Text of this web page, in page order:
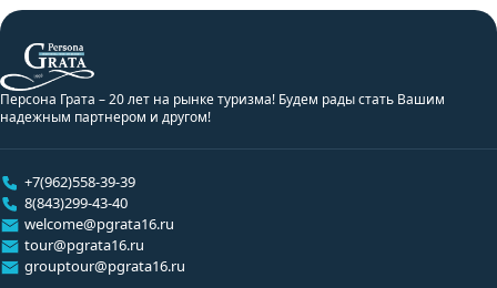
Персона Грата – 20 лет на рынке туризма! Будем рады стать Вашим
надежным партнером и другом!
+7(962)558-39-39
8(843)299-43-40
welcome@pgrata16.ru
tour@pgrata16.ru
grouptour@pgrata16.ru